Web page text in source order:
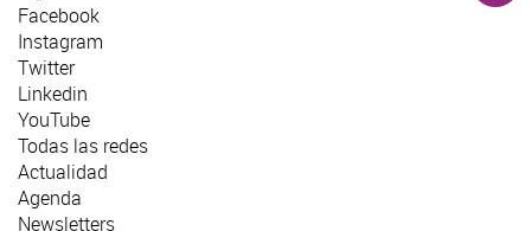
Facebook
Instagram
Twitter
Linkedin
YouTube
Todas las redes
Actualidad
Agenda
Newsletters